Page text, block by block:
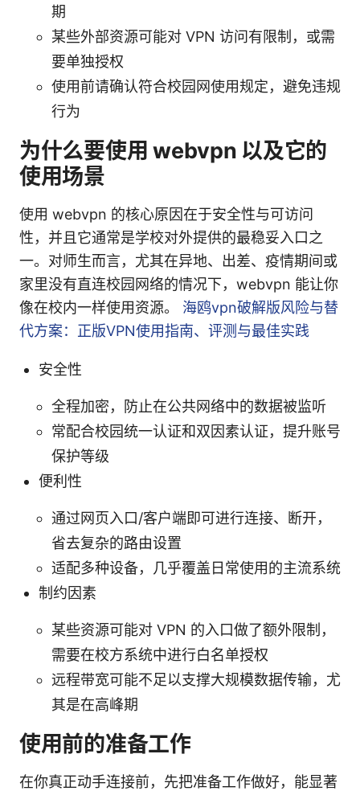
期
某些外部资源可能对 VPN 访问有限制，或需
要单独授权
使用前请确认符合校园网使用规定，避免违规
行为
为什么要使用 webvpn 以及它的
使用场景
使用 webvpn 的核心原因在于安全性与可访问
性，并且它通常是学校对外提供的最稳妥入口之
一。对师生而言，尤其在异地、出差、疫情期间或
家里没有直连校园网络的情况下，webvpn 能让你
像在校内一样使用资源。 海鸥vpn破解版风险与替
代方案：正版VPN使用指南、评测与最佳实践
安全性
全程加密，防止在公共网络中的数据被监听
常配合校园统一认证和双因素认证，提升账号
保护等级
便利性
通过网页入口/客户端即可进行连接、断开，
省去复杂的路由设置
适配多种设备，几乎覆盖日常使用的主流系统
制约因素
某些资源可能对 VPN 的入口做了额外限制，
需要在校方系统中进行白名单授权
远程带宽可能不足以支撑大规模数据传输，尤
其是在高峰期
使用前的准备工作
在你真正动手连接前，先把准备工作做好，能显著